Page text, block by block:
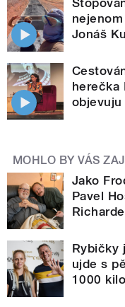
Jonáš
herečka
objevuju
MOHLO BY VÁS
Jako
Pavel
Rybičky
ujde s
1000